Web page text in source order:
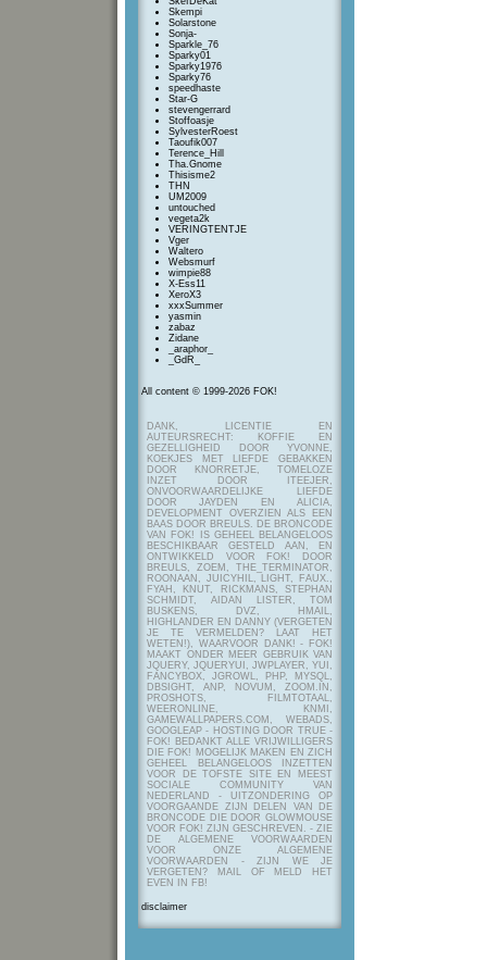
Skempi
Solarstone
Sonja-
Sparkle_76
Sparky01
Sparky1976
Sparky76
speedhaste
Star-G
stevengerrard
Stoffoasje
SylvesterRoest
Taoufik007
Terence_Hill
Tha.Gnome
Thisisme2
THN
UM2009
untouched
vegeta2k
VERINGTENTJE
Vger
Waltero
Websmurf
wimpie88
X-Ess11
XeroX3
xxxSummer
yasmin
zabaz
Zidane
_araphor_
_GdR_
All content © 1999-2026 FOK!
DANK, LICENTIE EN
AUTEURSRECHT: KOFFIE EN
GEZELLIGHEID DOOR YVONNE,
KOEKJES MET LIEFDE GEBAKKEN
DOOR KNORRETJE, TOMELOZE
INZET DOOR ITEEJER,
ONVOORWAARDELIJKE LIEFDE
DOOR JAYDEN EN ALICIA,
DEVELOPMENT OVERZIEN ALS EEN
BAAS DOOR BREULS. DE BRONCODE
VAN FOK! IS GEHEEL BELANGELOOS
BESCHIKBAAR GESTELD AAN, EN
ONTWIKKELD VOOR FOK! DOOR
BREULS, ZOEM, THE_TERMINATOR,
ROONAAN, JUICYHIL, LIGHT, FAUX.,
FYAH, KNUT, RICKMANS, STEPHAN
SCHMIDT, AIDAN LISTER, TOM
BUSKENS, DVZ, HMAIL,
HIGHLANDER EN DANNY (VERGETEN
JE TE VERMELDEN? LAAT HET
WETEN!), WAARVOOR DANK! - FOK!
MAAKT ONDER MEER GEBRUIK VAN
JQUERY, JQUERYUI, JWPLAYER, YUI,
FANCYBOX, JGROWL, PHP, MYSQL,
DBSIGHT, ANP, NOVUM, ZOOM.IN,
PROSHOTS, FILMTOTAAL,
WEERONLINE, KNMI,
GAMEWALLPAPERS.COM, WEBADS,
GOOGLEAP - HOSTING DOOR TRUE -
FOK! BEDANKT ALLE VRIJWILLIGERS
DIE FOK! MOGELIJK MAKEN EN ZICH
GEHEEL BELANGELOOS INZETTEN
VOOR DE TOFSTE SITE EN MEEST
SOCIALE COMMUNITY VAN
NEDERLAND - UITZONDERING OP
VOORGAANDE ZIJN DELEN VAN DE
BRONCODE DIE DOOR GLOWMOUSE
VOOR FOK! ZIJN GESCHREVEN. - ZIE
DE ALGEMENE VOORWAARDEN
VOOR ONZE ALGEMENE
VOORWAARDEN - ZIJN WE JE
VERGETEN? MAIL OF MELD HET
EVEN IN FB!
disclaimer